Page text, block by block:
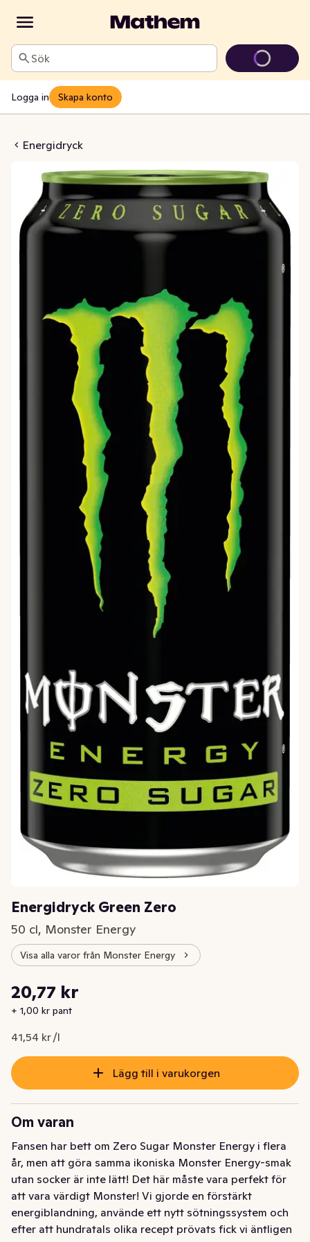
Sök
Logga in Skapa konto
Energidryck
Green Zero
Energidryck Green Zero
50 cl, Monster Energy
Visa alla varor från Monster Energy
Nuvarande pris är: 20,77 kr
20,77 kr
+ 1,00 kr pant
41,54 kr /l
Styckpris: 41,54 kr /l
Lägg till i varukorgen
Om varan
Fansen har bett om Zero Sugar Monster Energy i flera
år, men att göra samma ikoniska Monster Energy-smak
utan socker är inte lätt! Det här måste vara perfekt för
att vara värdigt Monster! Vi gjorde en förstärkt
energiblandning, använde ett nytt sötningssystem och
efter att hundratals olika recept prövats fick vi äntligen